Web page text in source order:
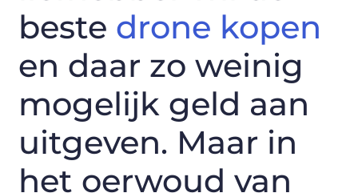
beste drone kopen
en daar zo weinig
mogelijk geld aan
uitgeven. Maar in
het oerwoud van